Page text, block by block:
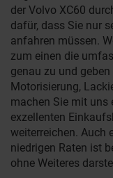
der Volvo XC60
dafür, dass Sie nur
anfahren müssen.
zum einen die
genau zu und
Motorisierung,
machen Sie mit uns
exzellenten
weiterreichen. Auch
niedrigen Raten ist
ohne Weiteres